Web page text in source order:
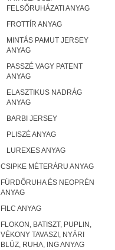
FELSŐRUHÁZATI ANYAG
FROTTÍR ANYAG
MINTÁS PAMUT JERSEY
ANYAG
PASSZÉ VAGY PATENT
ANYAG
ELASZTIKUS NADRÁG
ANYAG
BARBI JERSEY
PLISZÉ ANYAG
LUREXES ANYAG
CSIPKE MÉTERÁRU ANYAG
FÜRDŐRUHA ÉS NEOPRÉN
ANYAG
FILC ANYAG
FLOKON, BATISZT, PUPLIN,
VÉKONY TAVASZI, NYÁRI
BLÚZ, RUHA, ING ANYAG